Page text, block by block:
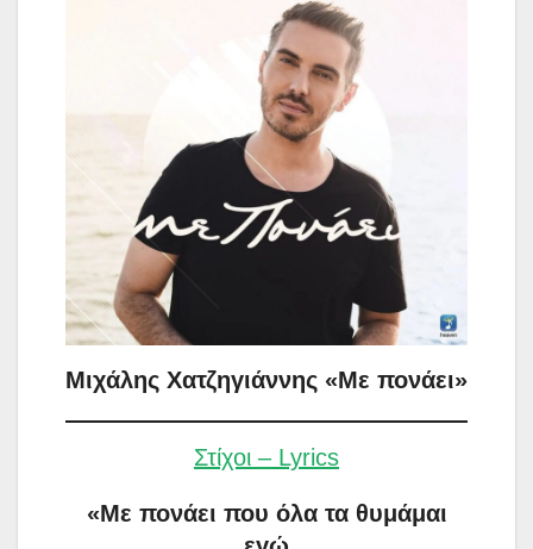
Μιχάλης Χατζηγιάννης «Με πονάει»
Στίχοι – Lyrics
«Με πονάει που όλα τα θυμάμαι